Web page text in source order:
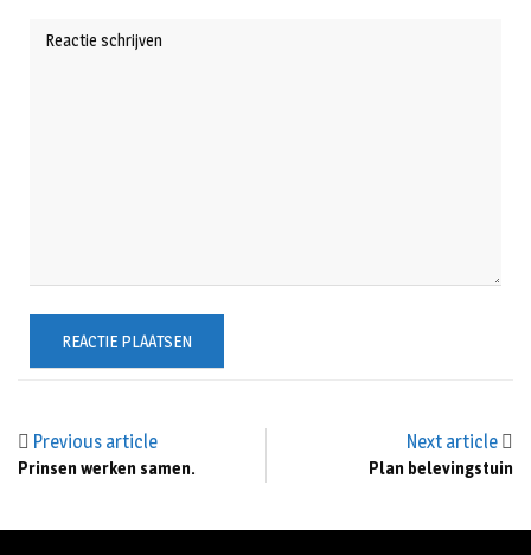
Previous article
Prinsen werken samen.
Next article
Plan belevingstuin